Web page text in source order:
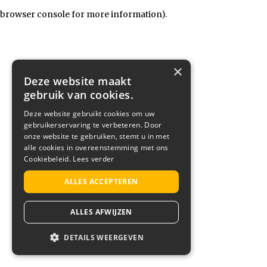
browser console for more information).
×
Deze website maakt
gebruik van cookies.
Deze website gebruikt cookies om uw
gebruikerservaring te verbeteren. Door
onze website te gebruiken, stemt u in met
alle cookies in overeenstemming met ons
Cookiebeleid. Lees verder
ALLES ACCEPTEREN
ALLES AFWIJZEN
DETAILS WEERGEVEN
STRIKT NOODZAKELIJK